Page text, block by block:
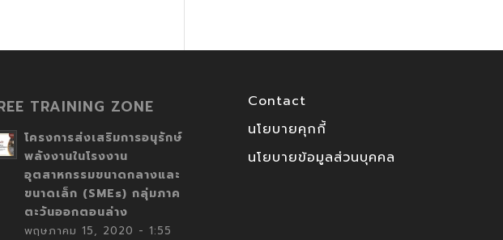
TRAINING ZONE
โครงการส่งเสริมการอนุรักษ์
พลังงานในโรงงาน
อุตสาหกรรมขนาดกลางและ
ขนาดเล็ก (SMEs) กลุ่มภาค
ตะวันออกตอนล่าง
พฤษภาคม 15, 2020 - 1:55
Contact
นโยบายคุกกี้
นโยบายข้อมูลส่วนบุคคล